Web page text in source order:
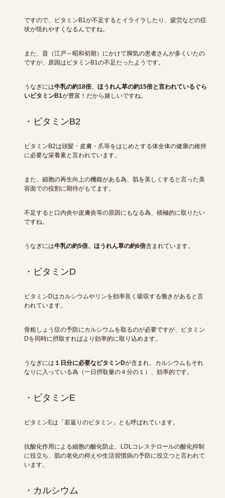
ですので、ビタミンB1が不足するとイライラしたり、疲労などの症
状が現れやすくなるんですね。
また、昔（江戸～昭和初期）にかけて脚気の患者さんが多くいたの
ですが、原因はビタミンB1の不足だったようです。
うなぎには牛乳の約18倍、ほうれん草の約15倍と言われているぐら
いビタミンB1が豊富！だから嬉しいですね。
・ビタミンB2
ビタミンB2は頭髪・皮膚・爪等をはじめとする体全体の健康の維持
に必要な栄養素と言われています。
また、細胞の再生向上の機能がある為、肌を美しくすると言った美
容面での役割に期待がもてます。
不足すると口内炎や皮膚炎等の原因にもなる為、積極的に取りたい
ですね。
うなぎには牛乳の約5倍、ほうれん草の約6倍含まれています。
・ビタミンD
ビタミンDはカルシウムやリンを効率良く吸収する働きがあると言
われています。
骨粗しょう症の予防にカルシウムを取るのが必要ですが、ビタミン
Dを同時に摂取すればより効率的に取り込めます。
うなぎには １日分に必要なビタミンDが含まれ、カルシウムもそれ
なりに入っている為（一日摂取量の４分の１）、効率的です。
・ビタミンE
ビタミンEは「若返りのビタミン」とも呼ばれています。
抗酸化作用による細胞の酸化防止、LDLコレステロールの酸化抑制
に役立ち、肌の老化の抑えや生活習慣病の予防に役立つと言われて
います。
・カルシウム